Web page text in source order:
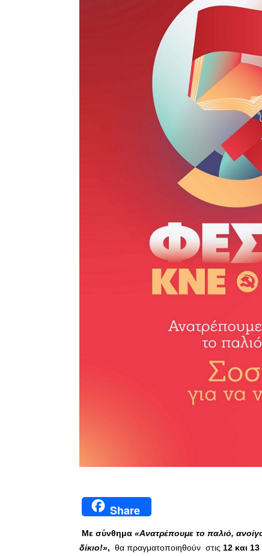
Share
Με σύνθημα «Ανατρέπουμε το παλιό,
δίκιο!», θα πραγματοποιηθούν στις 12 και 13